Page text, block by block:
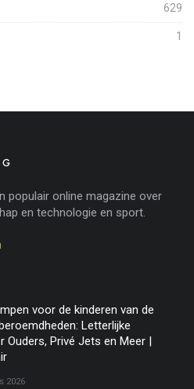
629
1
populair online magazine over
en technologie en sport.
voor de kinderen van de
Letterlijke
Ouders, Privé Jets en Meer |
2026